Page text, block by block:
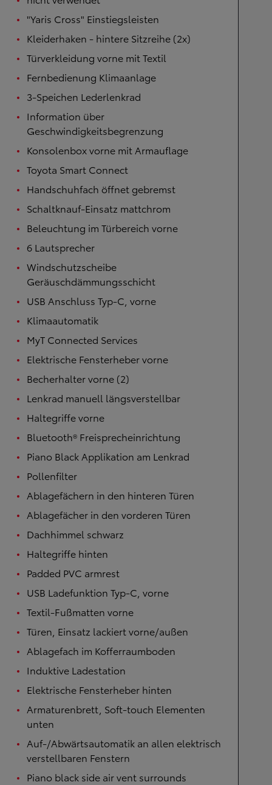
"Yaris Cross" Einstiegsleisten
Kleiderhaken - hintere Sitzreihe (2x)
Türverkleidung vorne mit Textil
Fernbedienung Klimaanlage
3-Speichen Lederlenkrad
Information über
Geschwindigkeitsbegrenzung
Konsolenbox vorne mit Armauflage
Toyota Smart Connect
Handschuhfach öffnet gebremst
Schaltknauf-Einsatz mattchrom
Beleuchtung im Türbereich vorne
6 Lautsprecher
Windschutzscheibe
Geräuschdämmungsschicht
USB Anschluss Typ-C, vorne
Klimaautomatik
MyT Connected Services
Elektrische Fensterheber vorne
Becherhalter vorne (2)
Lenkrad manuell längsverstellbar
Haltegriffe vorne
Bluetooth® Freisprecheinrichtung
Piano Black Applikation am Lenkrad
Pollenfilter
Ablagefächern in den hinteren Türen
Ablagefächer in den vorderen Türen
Dachhimmel schwarz
Haltegriffe hinten
Padded PVC armrest
USB Ladefunktion Typ-C, vorne
Textil-Fußmatten vorne
Türen, Einsatz lackiert vorne/außen
Ablagefach im Kofferraumboden
Induktive Ladestation
Elektrische Fensterheber hinten
Armaturenbrett, Soft-touch Elementen
unten
Auf-/Abwärtsautomatik an allen elektrisch
verstellbaren Fenstern
Piano black side air vent surrounds